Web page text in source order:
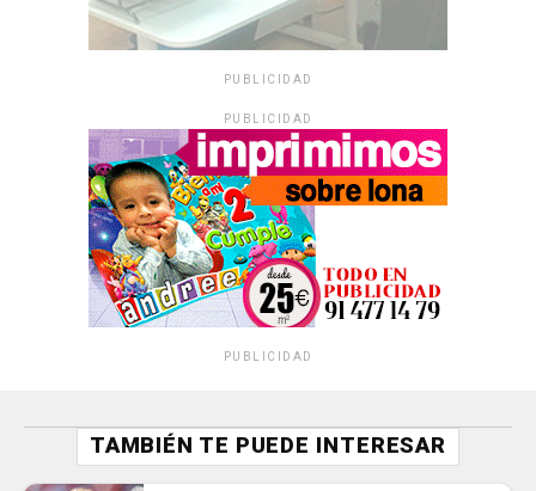
PUBLICIDAD
PUBLICIDAD
PUBLICIDAD
TAMBIÉN TE PUEDE INTERESAR